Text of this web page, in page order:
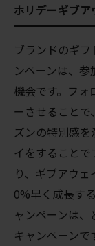
ホリデーギブ
ブランドのギ
ンペーンは、
機会です。フォ
ーさせることで
ズンの特別感
イをすること
り、ギブアウ
0%早く成長す
ャンペーンは
キャンペーン